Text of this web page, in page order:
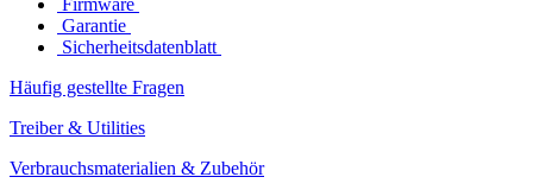
Firmware
Garantie
Sicherheitsdatenblatt
Häufig gestellte Fragen
Treiber & Utilities
Verbrauchsmaterialien & Zubehör